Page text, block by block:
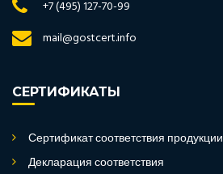
+7 (495) 127-70-99
mail@gostcert.info
СЕРТИФИКАТЫ
Сертификат соответствия продукции
Декларация соответствия